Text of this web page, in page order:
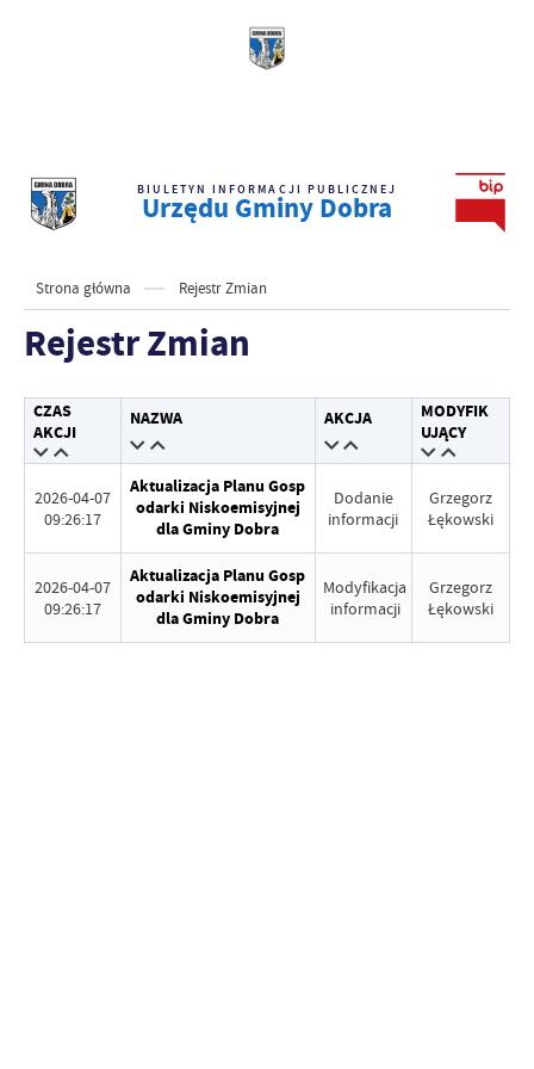
BIULETYN INFORMACJI PUBLICZNEJ
Urzędu Gminy Dobra
Strona główna Rejestr Zmian
Rejestr Zmian
CZAS
AKCJI
NAZWA AKCJA
MODYFIK
UJĄCY
2026-04-07
09:26:17
Aktualizacja Planu Gosp
odarki Niskoemisyjnej
dla Gminy Dobra
Dodanie
informacji
Grzegorz
Łękowski
2026-04-07
09:26:17
Aktualizacja Planu Gosp
odarki Niskoemisyjnej
dla Gminy Dobra
Modyfikacja
informacji
Grzegorz
Łękowski